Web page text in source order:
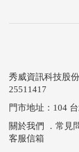
秀威資訊科技股
25511417
門市地址：104
關於我們
． 常見
客服信箱